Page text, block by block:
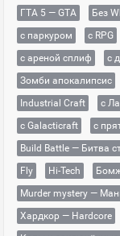
ГТА 5 — GTA
Без
с паркуром
с RPG
с ареной сплиф
с
Зомби апокалипсис
Industrial Craft
с
с Galacticraft
с
Build Battle — Битва
Fly
Hi-Tech
Murder mystery —
Хардкор — Hardcore